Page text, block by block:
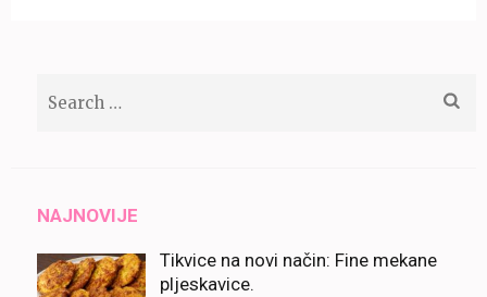
NAJNOVIJE
Tikvice na novi način: Fine mekane
pljeskavice.